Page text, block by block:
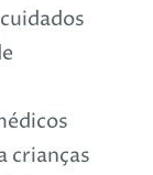
crianças